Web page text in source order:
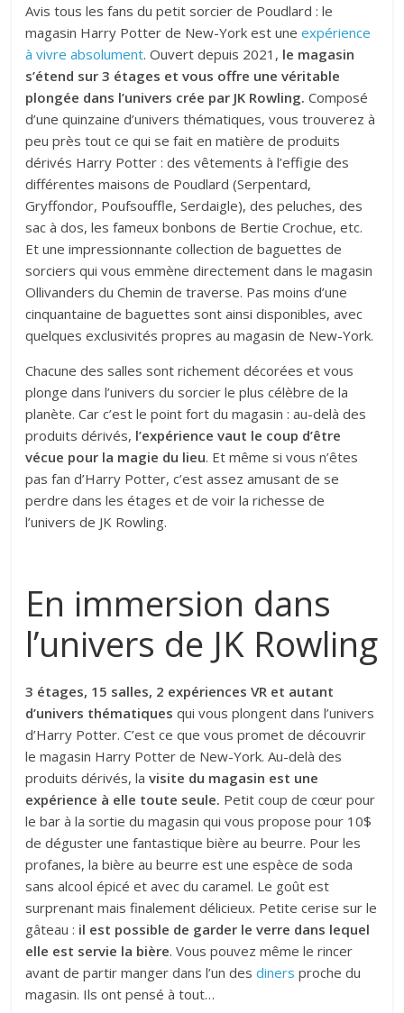
Avis tous les fans du petit sorcier de Poudlard : le
magasin Harry Potter de New-York est uneexpérience
à vivre absolument. Ouvert depuis 2021, le magasin
s’étend sur 3 étages et vous offre une véritable
plongée dans l’univers crée par JK Rowling. Composé
d’une quinzaine d’univers thématiques, vous trouverez à
peu près tout ce qui se fait en matière de produits
dérivés Harry Potter : des vêtements à l’effigie des
différentes maisons de Poudlard (Serpentard,
Gryffondor, Poufsouffle, Serdaigle), des peluches, des
sac à dos, les fameux bonbons de Bertie Crochue, etc.
Et une impressionnante collection de baguettes de
sorciers qui vous emmène directement dans le magasin
Ollivanders du Chemin de traverse. Pas moins d’une
cinquantaine de baguettes sont ainsi disponibles, avec
quelques exclusivités propres au magasin de New-York.
Chacune des salles sont richement décorées et vous
plonge dans l’univers du sorcier le plus célèbre de la
planète. Car c’est le point fort du magasin : au-delà des
produits dérivés, l’expérience vaut le coup d’être
vécue pour la magie du lieu. Et même si vous n’êtes
pas fan d’Harry Potter, c’est assez amusant de se
perdre dans les étages et de voir la richesse de
l’univers de JK Rowling.
En immersion dans
l’univers de JK Rowling
3 étages, 15 salles, 2 expériences VR et autant
d’univers thématiques qui vous plongent dans l’univers
d’Harry Potter. C’est ce que vous promet de découvrir
le magasin Harry Potter de New-York. Au-delà des
produits dérivés, lavisite du magasin est une
expérience à elle toute seule. Petit coup de cœur pour
le bar à la sortie du magasin qui vous propose pour 10$
de déguster une fantastique bière au beurre. Pour les
profanes, la bière au beurre est une espèce de soda
sans alcool épicé et avec du caramel. Le goût est
surprenant mais finalement délicieux. Petite cerise sur le
gâteau : il est possible de garder le verre dans lequel
elle est servie la bière. Vous pouvez même le rincer
avant de partir manger dans l’un desdiners proche du
magasin. Ils ont pensé à tout…